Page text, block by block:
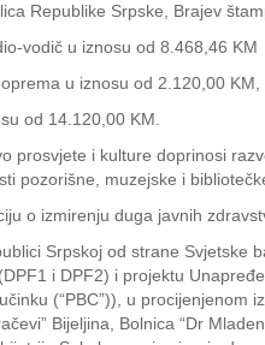
Republike Srpske, Brajev
vodič u iznosu od 8.468,46 KM
u iznosu od 2.120,00 KM,
od 14.120,00 KM.
prosvjete i kulture doprinosi
pozorišne, muzejske i
o izmirenju duga javnih
Srpskoj od strane
i DPF2) i projektu
(“PBC”)), u
Bijeljina, Bolnica “Dr